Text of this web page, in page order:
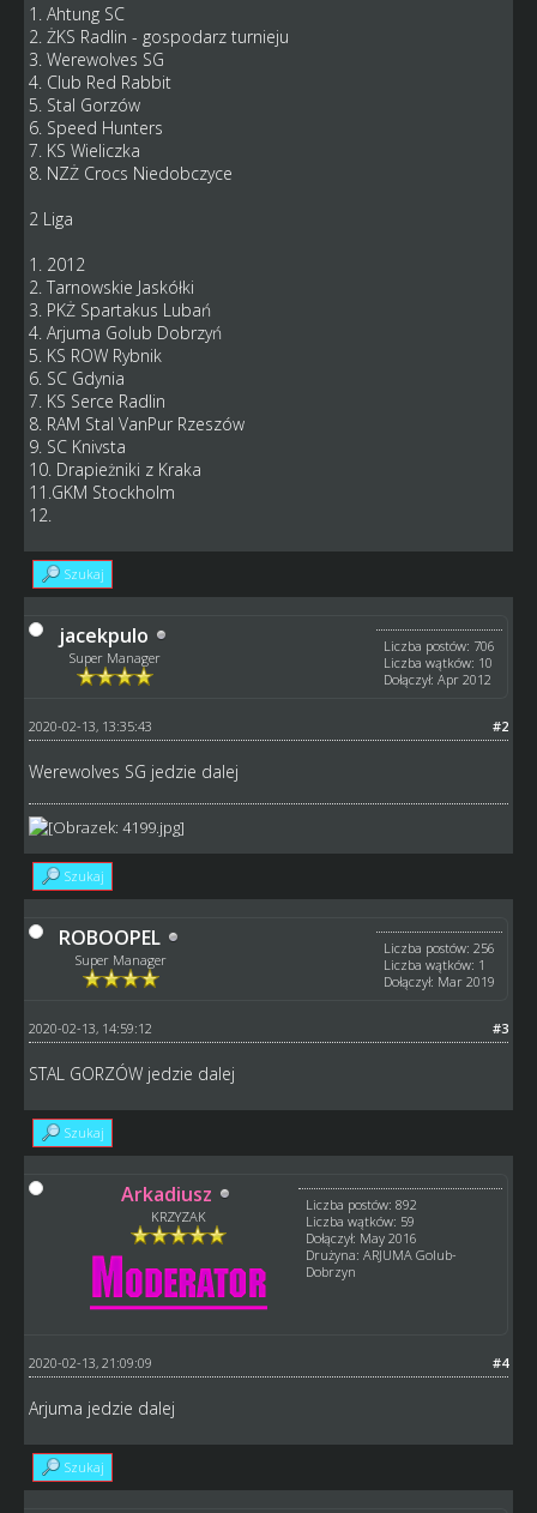
1. Ahtung SC
2. ŻKS Radlin - gospodarz turnieju
3. Werewolves SG
4. Club Red Rabbit
5. Stal Gorzów
6. Speed Hunters
7. KS Wieliczka
8. NZŻ Crocs Niedobczyce
2 Liga
1. 2012
2. Tarnowskie Jaskółki
3. PKŻ Spartakus Lubań
4. Arjuma Golub Dobrzyń
5. KS ROW Rybnik
6. SC Gdynia
7. KS Serce Radlin
8. RAM Stal VanPur Rzeszów
9. SC Knivsta
10. Drapieżniki z Kraka
11.GKM Stockholm
12.
Szukaj
jacekpulo
Super Manager
Liczba postów: 706
Liczba wątków: 10
Dołączył: Apr 2012
#2
2020-02-13, 13:35:43
Werewolves SG jedzie dalej
Szukaj
ROBOOPEL
Super Manager
Liczba postów: 256
Liczba wątków: 1
Dołączył: Mar 2019
#3
2020-02-13, 14:59:12
STAL GORZÓW jedzie dalej
Szukaj
Arkadiusz
KRZYZAK
Liczba postów: 892
Liczba wątków: 59
Dołączył: May 2016
Drużyna: ARJUMA Golub-
Dobrzyn
#4
2020-02-13, 21:09:09
Arjuma jedzie dalej
Szukaj